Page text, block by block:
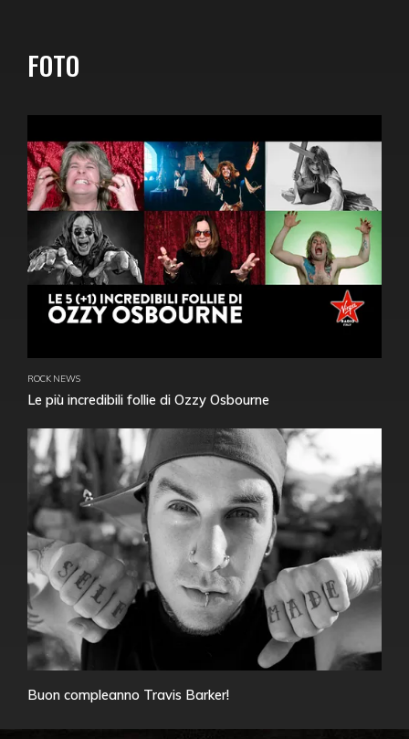
FOTO
ROCK NEWS
Le più incredibili follie di Ozzy Osbourne
Buon compleanno Travis Barker!